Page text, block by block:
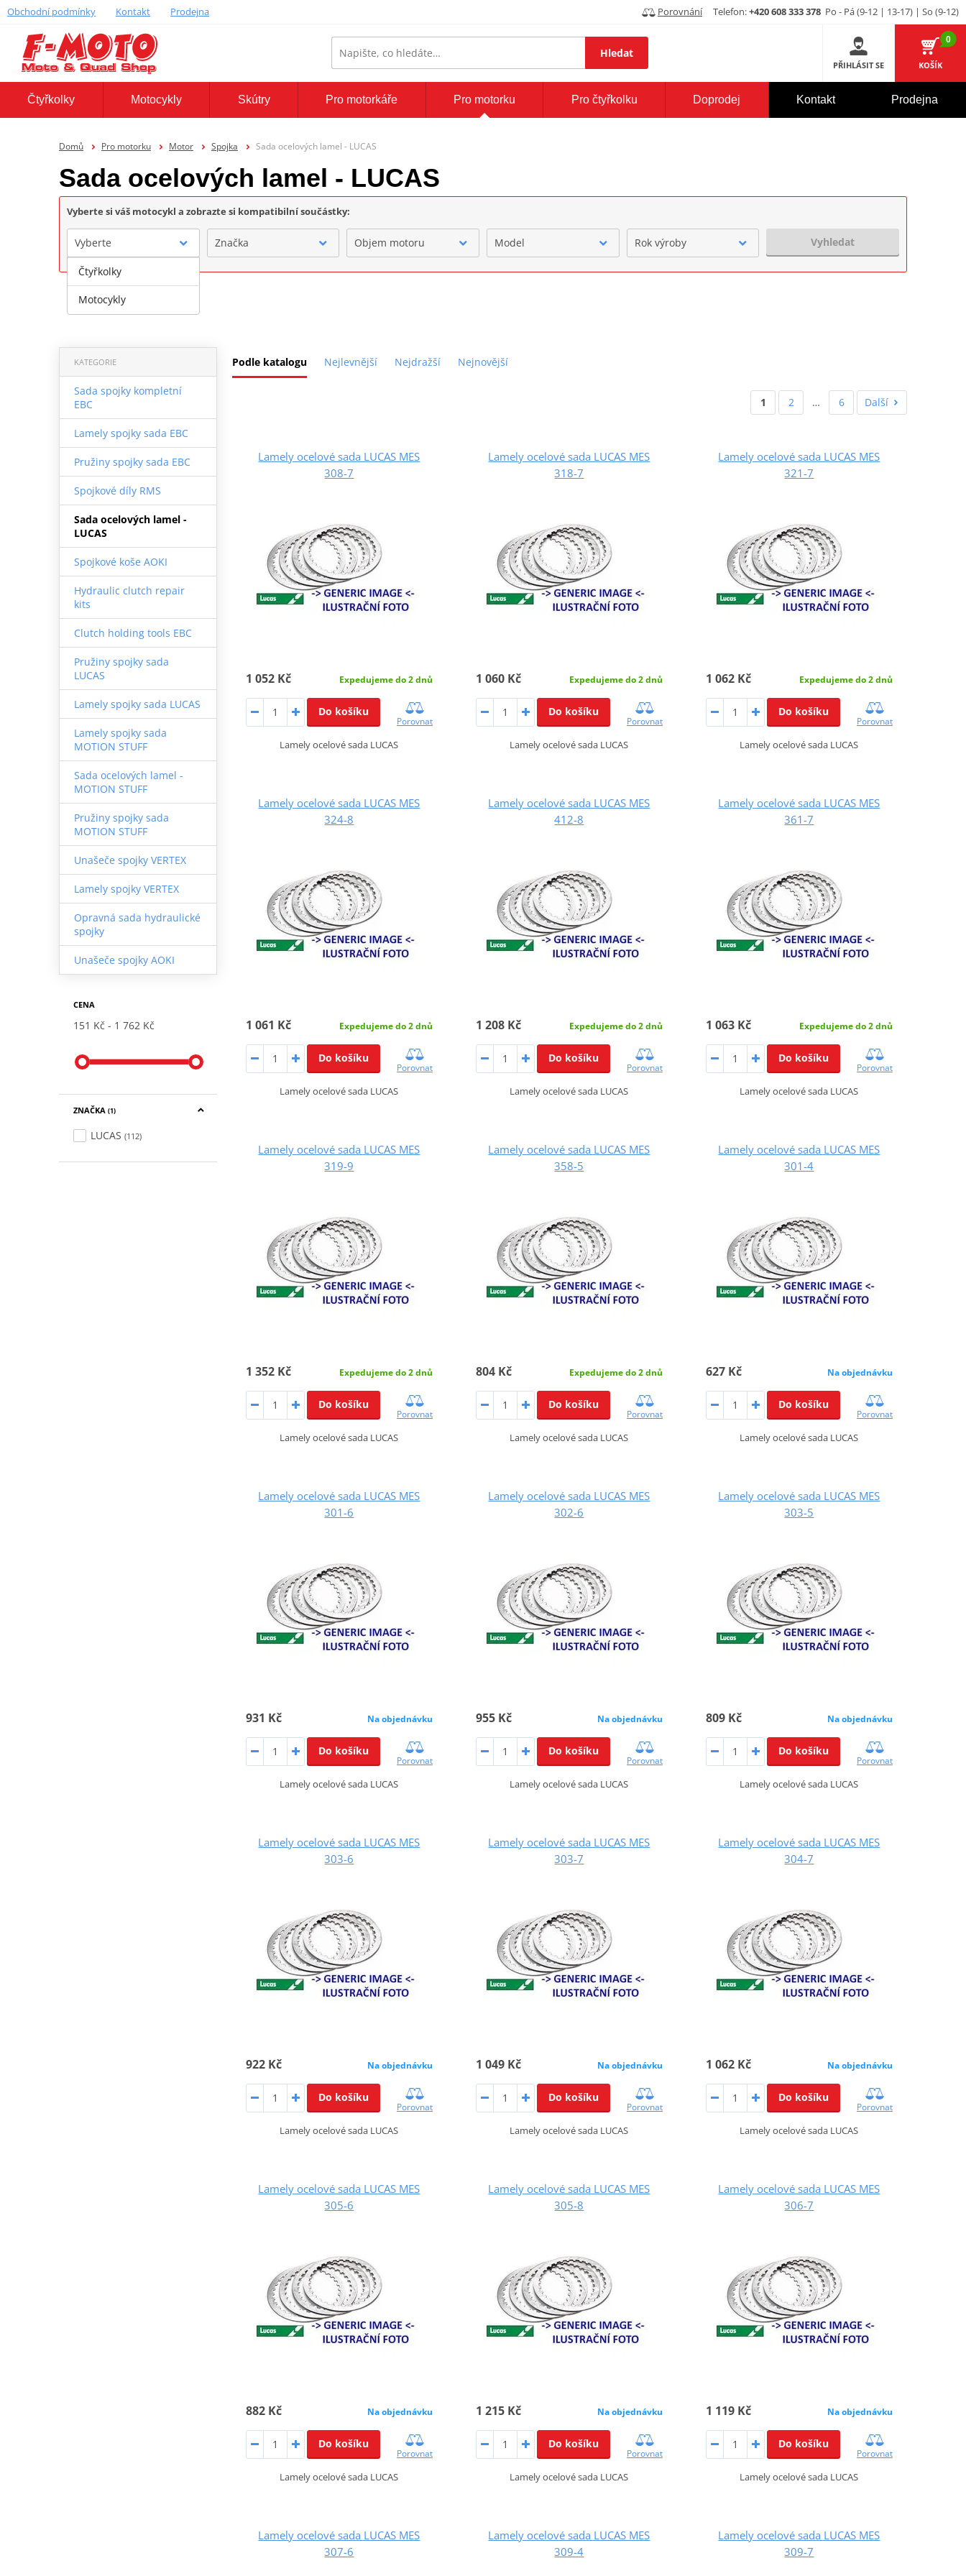
Obchodní podmínky Kontakt Prodejna Porovnání Telefon:+420 608 333 378 Po - Pá (9-12 | 13-17) | So (9-12)
Hledat
PŘIHLÁSIT SE
0
KOŠÍK
Čtyřkolky Motocykly Skútry Pro motorkáře Pro motorku Pro čtyřkolku Doprodej Kontakt Prodejna
Domů Pro motorku Motor Spojka Sada ocelových lamel - LUCAS
Sada ocelových lamel - LUCAS
Vyberte si váš motocykl a zobrazte si kompatibilní součástky:
Vyberte Značka Objem motoru Model Rok výroby Vyhledat
Podle katalogu Nejlevnější Nejdražší Nejnovější
KATEGORIE
Sada spojky kompletní
EBC
Lamely spojky sada EBC
Pružiny spojky sada EBC
Spojkové díly RMS
Sada ocelových lamel -
LUCAS
Spojkové koše AOKI
Hydraulic clutch repair
kits
Clutch holding tools EBC
Pružiny spojky sada
LUCAS
Lamely spojky sada LUCAS
Lamely spojky sada
MOTION STUFF
Sada ocelových lamel -
MOTION STUFF
Pružiny spojky sada
MOTION STUFF
Unašeče spojky VERTEX
Lamely spojky VERTEX
Opravná sada hydraulické
spojky
Unašeče spojky AOKI
CENA
151 Kč 1 762 Kč
ZNAČKA (1)
LUCAS (112)
1 2 … 6 Další
Lamely ocelové sada LUCAS MES
308-7
1 052 Kč Expedujeme do 2 dnů
Do košíku
Porovnat
Lamely ocelové sada LUCAS
Lamely ocelové sada LUCAS MES
318-7
1 060 Kč Expedujeme do 2 dnů
Do košíku
Porovnat
Lamely ocelové sada LUCAS
Lamely ocelové sada LUCAS MES
321-7
1 062 Kč Expedujeme do 2 dnů
Do košíku
Porovnat
Lamely ocelové sada LUCAS
Lamely ocelové sada LUCAS MES
324-8
1 061 Kč Expedujeme do 2 dnů
Do košíku
Porovnat
Lamely ocelové sada LUCAS
Lamely ocelové sada LUCAS MES
412-8
1 208 Kč Expedujeme do 2 dnů
Do košíku
Porovnat
Lamely ocelové sada LUCAS
Lamely ocelové sada LUCAS MES
361-7
1 063 Kč Expedujeme do 2 dnů
Do košíku
Porovnat
Lamely ocelové sada LUCAS
Lamely ocelové sada LUCAS MES
319-9
1 352 Kč Expedujeme do 2 dnů
Do košíku
Porovnat
Lamely ocelové sada LUCAS
Lamely ocelové sada LUCAS MES
358-5
804 Kč Expedujeme do 2 dnů
Do košíku
Porovnat
Lamely ocelové sada LUCAS
Lamely ocelové sada LUCAS MES
301-4
627 Kč Na objednávku
Do košíku
Porovnat
Lamely ocelové sada LUCAS
Lamely ocelové sada LUCAS MES
301-6
931 Kč Na objednávku
Do košíku
Porovnat
Lamely ocelové sada LUCAS
Lamely ocelové sada LUCAS MES
302-6
955 Kč Na objednávku
Do košíku
Porovnat
Lamely ocelové sada LUCAS
Lamely ocelové sada LUCAS MES
303-5
809 Kč Na objednávku
Do košíku
Porovnat
Lamely ocelové sada LUCAS
Lamely ocelové sada LUCAS MES
303-6
922 Kč Na objednávku
Do košíku
Porovnat
Lamely ocelové sada LUCAS
Lamely ocelové sada LUCAS MES
303-7
1 049 Kč Na objednávku
Do košíku
Porovnat
Lamely ocelové sada LUCAS
Lamely ocelové sada LUCAS MES
304-7
1 062 Kč Na objednávku
Do košíku
Porovnat
Lamely ocelové sada LUCAS
Lamely ocelové sada LUCAS MES
305-6
882 Kč Na objednávku
Do košíku
Porovnat
Lamely ocelové sada LUCAS
Lamely ocelové sada LUCAS MES
305-8
1 215 Kč Na objednávku
Do košíku
Porovnat
Lamely ocelové sada LUCAS
Lamely ocelové sada LUCAS MES
306-7
1 119 Kč Na objednávku
Do košíku
Porovnat
Lamely ocelové sada LUCAS
Lamely ocelové sada LUCAS MES
307-6
Lamely ocelové sada LUCAS MES
309-4
Lamely ocelové sada LUCAS MES
309-7
Čtyřkolky
Motocykly